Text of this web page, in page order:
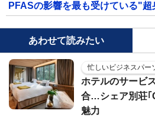
PFASの影響を最も受けている"
あわせて読みたい
忙しいビジネスパー
ホテルのサービ
合…シェア別荘｢
魅力